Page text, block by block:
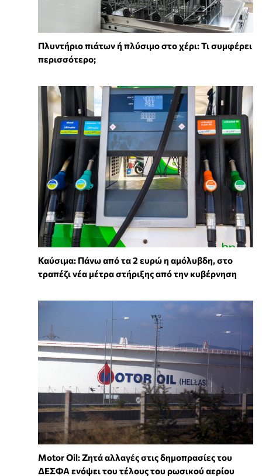
Πλυντήριο πιάτων ή πλύσιμο στο χέρι: Τι συμφέρει
περισσότερο;
Καύσιμα: Πάνω από τα 2 ευρώ η αμόλυβδη, στο
τραπέζι νέα μέτρα στήριξης από την κυβέρνηση
Motor Oil: Ζητά αλλαγές στις δημοπρασίες του
ΔΕΣΦΑ ενόψει του τέλους του ρωσικού αερίου